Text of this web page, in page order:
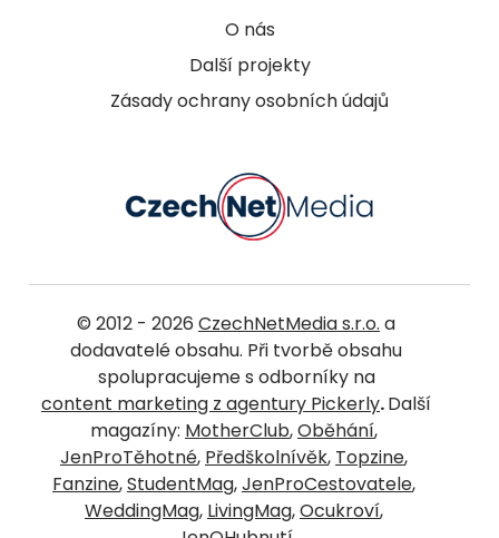
O nás
Další projekty
Zásady ochrany osobních údajů
© 2012 - 2026 CzechNetMedia s.r.o. a
dodavatelé obsahu. Při tvorbě obsahu
spolupracujeme s odborníky na
content marketing z agentury Pickerly.Další
magazíny: MotherClub,Oběhání,
JenProTěhotné, Předškolnívěk, Topzine,
Fanzine,StudentMag,JenProCestovatele,
WeddingMag, LivingMag,Ocukroví,